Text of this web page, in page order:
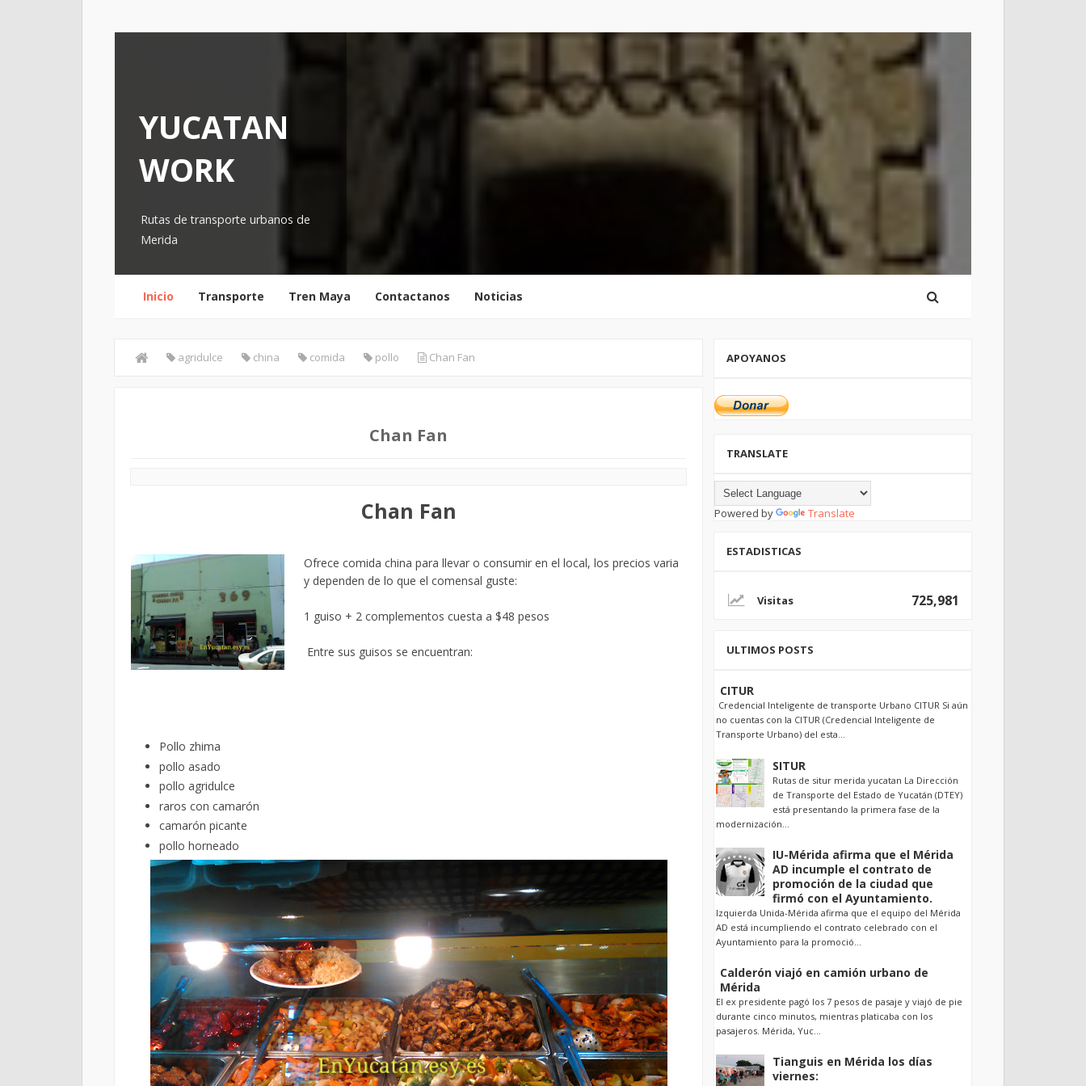
YUCATAN
WORK
Rutas de transporte urbanos de
Merida
Inicio Transporte Tren Maya Contactanos Noticias
agridulce china comida pollo Chan Fan
Chan Fan
Chan Fan
Ofrece comida china para llevar o consumir en el local, los precios varia
y dependen de lo que el comensal guste:
1 guiso + 2 complementos cuesta a $48 pesos
Entre sus guisos se encuentran:
Pollo zhima
pollo asado
pollo agridulce
raros con camarón
camarón picante
pollo horneado
APOYANOS
TRANSLATE
Powered by Translate
ESTADISTICAS
725,981
ULTIMOS POSTS
CITUR
Credencial Inteligente de transporte Urbano CITUR Si aún
no cuentas con la CITUR (Credencial Inteligente de
Transporte Urbano) del esta...
SITUR
Rutas de situr merida yucatan La Dirección
de Transporte del Estado de Yucatán (DTEY)
está presentando la primera fase de la
modernización...
IU-Mérida afirma que el Mérida
AD incumple el contrato de
promoción de la ciudad que
firmó con el Ayuntamiento.
Izquierda Unida-Mérida afirma que el equipo del Mérida
AD está incumpliendo el contrato celebrado con el
Ayuntamiento para la promoció...
Calderón viajó en camión urbano de
Mérida
El ex presidente pagó los 7 pesos de pasaje y viajó de pie
durante cinco minutos, mientras platicaba con los
pasajeros. Mérida, Yuc...
Tianguis en Mérida los días
viernes: